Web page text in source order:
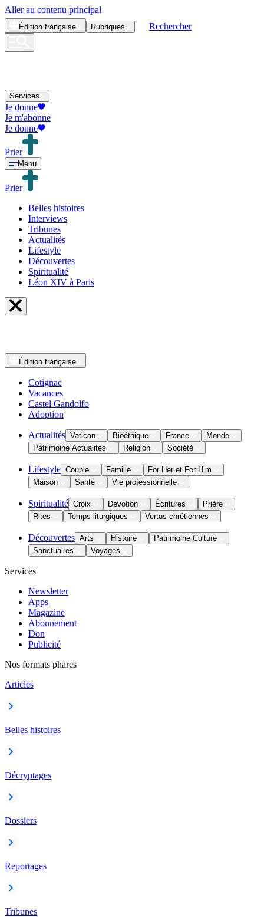
Aller au contenu principal
Édition française Rubriques Rechercher
Services
Je donne
Je m'abonne
Je donne
Prier
Menu
Prier
Belles histoires
Interviews
Tribunes
Actualités
Lifestyle
Découvertes
Spiritualité
Léon XIV à Paris
Édition française
Cotignac
Vacances
Castel Gandolfo
Adoption
Actualités Vatican Bioéthique France
Monde
Patrimoine Actualités
Religion Société
Lifestyle Couple Famille
For Her et For Him
Maison
Santé Vie professionnelle
Spiritualité Croix Dévotion Écritures
Prière
Rites
Temps liturgiques Vertus chrétiennes
Découvertes Arts Histoire
Patrimoine Culture
Sanctuaires
Voyages
Services
Newsletter
Apps
Magazine
Abonnement
Don
Publicité
Nos formats phares
Articles
Belles histoires
Décryptages
Dossiers
Reportages
Tribunes